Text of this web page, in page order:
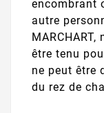
encombrant
autre
être tenu
ne peut être
du rez de